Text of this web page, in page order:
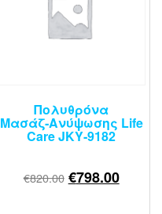
Πολυθρόνα
Μασάζ‑Ανύψωσης Life
Care JKY‑9182
€820.00 €798.00